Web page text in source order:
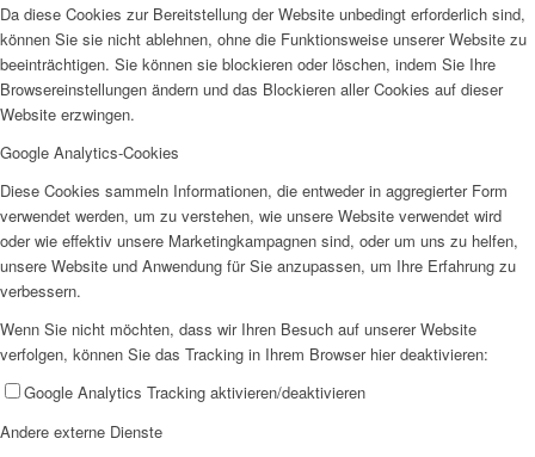
Da diese Cookies zur Bereitstellung der Website unbedingt erforderlich sind,
können Sie sie nicht ablehnen, ohne die Funktionsweise unserer Website zu
beeinträchtigen. Sie können sie blockieren oder löschen, indem Sie Ihre
Browsereinstellungen ändern und das Blockieren aller Cookies auf dieser
Website erzwingen.
Google Analytics-Cookies
Diese Cookies sammeln Informationen, die entweder in aggregierter Form
verwendet werden, um zu verstehen, wie unsere Website verwendet wird
oder wie effektiv unsere Marketingkampagnen sind, oder um uns zu helfen,
unsere Website und Anwendung für Sie anzupassen, um Ihre Erfahrung zu
verbessern.
Wenn Sie nicht möchten, dass wir Ihren Besuch auf unserer Website
verfolgen, können Sie das Tracking in Ihrem Browser hier deaktivieren:
Google Analytics Tracking aktivieren/deaktivieren
Andere externe Dienste